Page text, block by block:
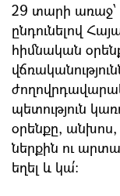
29 տարի առաջ՝
ընդունելով
հիմնական
պետություն
օրենքը,
ներքին ու
եղել և կա՛։